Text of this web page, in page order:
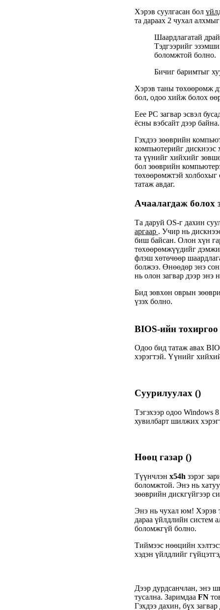
Хэрэв суулгасан бол
та дараах 2 чухал
Шаардлагатай
Тэдгээрийг
боломжтой болно.
Бичиг баримтыг
Хэрэв таны төхөөрөмж
бол, одоо хийж болох
Eee PC загвар эсвэл
ёсны вэбсайт дээр байна.
Гэхдээ зөөврийн
компьютерийг
та үүнийг хийхийг
бол зөөврийн
төхөөрөмжтэй холбохыг
татаж авдаг.
Ачаалагдаж болох
Та даруй OS-г дахин
аргаар . Учир нь
биш байсан. Олон хүн
төхөөрөмжүүдийг
флэш хөтөчөөр
болжээ. Өнөөдөр энэ
нь олон загвар дээр
Бид зөвхөн оврын
үзэх болно.
BIOS-ийн тохиргоо
Одоо бид татаж авах
хэрэгтэй. Үүнийг
Суурилуулах ()
Тэгэхээр одоо Windows
хувилбарт шилжих
Нөөц газар ()
Түүнчлэн x54h зэрэг
боломжтой. Энэ нь хатуу
зөөврийн дискгүйгээр
Энэ нь чухал юм! Хэрэв
дараа үйлдлийн систем
боломжгүй болно.
Тиймээс нөөцийн
хэдэн үйлдлийг
Дээр дурдсанчлан, энэ
тусална. Заримдаа FN
Гэхдээ дахин, бүх